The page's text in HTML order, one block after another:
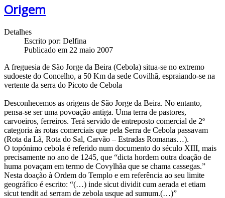
Origem
Detalhes
Escrito por: Delfina
Publicado em 22 maio 2007
A freguesia de São Jorge da Beira (Cebola) situa-se no extremo
sudoeste do Concelho, a 50 Km da sede Covilhã, espraiando-se na
vertente da serra do Picoto de Cebola
Desconhecemos as origens de São Jorge da Beira. No entanto,
pensa-se ser uma povoação antiga. Uma terra de pastores,
carvoeiros, ferreiros. Terá servido de entreposto comercial de 2º
categoria às rotas comerciais que pela Serra de Cebola passavam
(Rota da Lã, Rota do Sal, Carvão – Estradas Romanas…).
O topónimo cebola é referido num documento do século XIII, mais
precisamente no ano de 1245, que “dicta hordem outra doação de
huma povaçam em termo de Covylhãa que se chama cassegas.”
Nesta doação à Ordem do Templo e em referência ao seu limite
geográfico é escrito: “(…) inde sicut dividit cum aerada et etiam
sicut tendit ad serram de zebola usque ad sumum.(…)”